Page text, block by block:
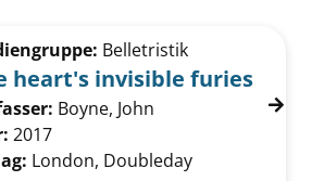
Details von The heart's invisible
Belletristik
heart's invisible furies
Boyne, John Suche nach
2017
London, Doubleday